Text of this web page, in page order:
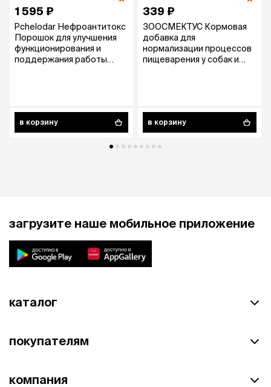
1 595 ₽
Pchelodar Нефроантитокс
Порошок для улучшения
функционирования и
поддержания работы
в корзину
339 ₽
ЗООСМЕКТУС Кормовая
добавка для
нормализации процессов
пищеварения у собак и
в корзину
загрузите наше мобильное приложение
каталог
покупателям
компания